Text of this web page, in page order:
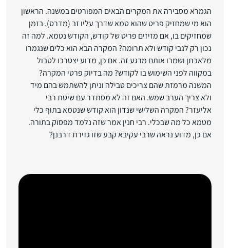
הגמרא מסבירה את המקרים הבאים המפורטים במשנה. הראשון
הוא מי שמחזיק פריט שהוא טמא שדרך עליו זב (מדרס). בזמן
שמחזיקים בו, אם מזיזים פריט של קודש, הקודש נטמא. למה זה
נכון רק לגבי קודש ולא תרומה? המקרה הבא הוא כלים שנגמרו
מלאכתן ושמרו אותם מרגע זה. אם כן, מדוע יצטרכו לטבול
במקווה לפני השימוש בו לקודש? מה בדיוק פרטי המקרה?
המשנה מרמזת שהם צריכים טבילה וניתן להשתמש בהם מיד
ולא צריך הערב שמש. האם זה לא מסתדר עם שיטת רבי
אליעזר? המקרה השלישי שנדון הוא קודש שנטמא בתוף כלי
מטמא כל מה שבכלי. רבי חנין אמר שזה נלמד מפסוק בתורה.
אם כן, מדוע נראה שרבי עקיבא קבע שזו גזירת דרבנן?